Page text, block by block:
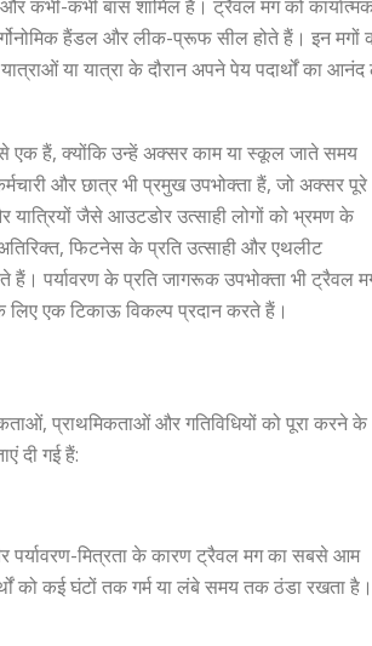
कभी-कभी बांस शामिल हैं। ट्रैवल मग को
हैंडल और लीक-प्रूफ सील होते हैं। इन मगों
या यात्रा के दौरान अपने पेय पदार्थों का
से एक हैं, क्योंकि उन्हें अक्सर काम या स्कूल जाते समय
और छात्र भी प्रमुख उपभोक्ता हैं, जो अक्सर पूरे
यात्रियों जैसे आउटडोर उत्साही लोगों को भ्रमण के
फिटनेस के प्रति उत्साही और एथलीट
पर्यावरण के प्रति जागरूक उपभोक्ता भी ट्रैवल
एक टिकाऊ विकल्प प्रदान करते हैं।
प्राथमिकताओं और गतिविधियों को पूरा करने के
दी गई हैं:
मित्रता के कारण ट्रैवल मग का सबसे आम
को कई घंटों तक गर्म या लंबे समय तक ठंडा रखता है।